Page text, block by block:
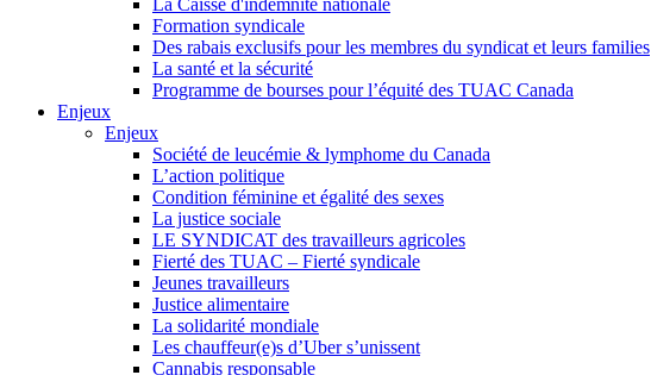
La Caisse d'indemnité nationale
Formation syndicale
Des rabais exclusifs pour les membres du syndicat et leurs families
La santé et la sécurité
Programme de bourses pour l’équité des TUAC Canada
Enjeux
Enjeux
Société de leucémie & lymphome du Canada
L’action politique
Condition féminine et égalité des sexes
La justice sociale
LE SYNDICAT des travailleurs agricoles
Fierté des TUAC – Fierté syndicale
Jeunes travailleurs
Justice alimentaire
La solidarité mondiale
Les chauffeur(e)s d’Uber s’unissent
Cannabis responsable